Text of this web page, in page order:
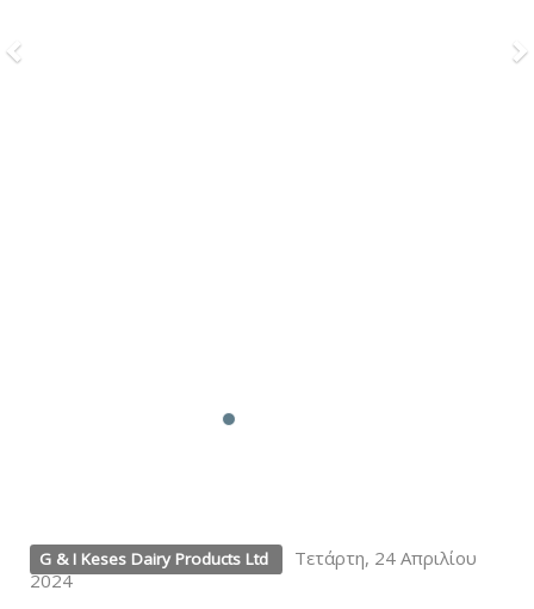
G & I Keses Dairy Products Ltd
Τετάρτη, 24 Απριλίου
2024